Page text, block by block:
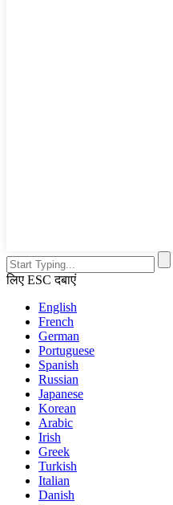
लिए ESC दबाएं
English
French
German
Portuguese
Spanish
Russian
Japanese
Korean
Arabic
Irish
Greek
Turkish
Italian
Danish